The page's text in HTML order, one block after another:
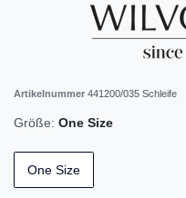
Artikelnummer 441200/035 Schleife
Größe: One Size
One Size